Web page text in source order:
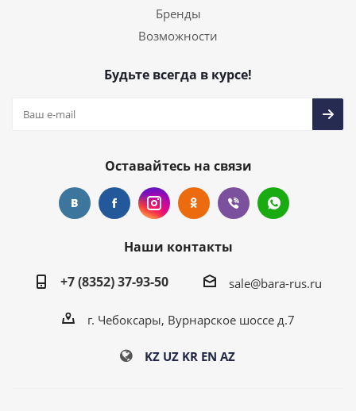
Бренды
Возможности
Будьте всегда в курсе!
Оставайтесь на связи
Наши контакты
+7 (8352) 37-93-50
sale@bara-rus.ru
г. Чебоксары, Вурнарское шоссе д.7
KZ UZ KR EN AZ